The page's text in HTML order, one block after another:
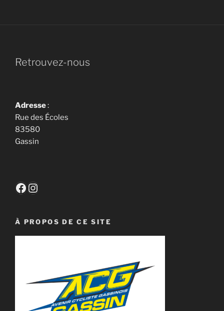
Retrouvez-nous
Adresse:
Rue des Écoles
83580
Gassin
Facebook
Instagram
À PROPOS DE CE SITE